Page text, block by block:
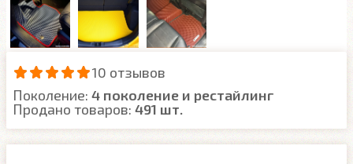
10 отзывов
Поколение: 4 поколение и рестайлинг
Продано товаров: 491 шт.